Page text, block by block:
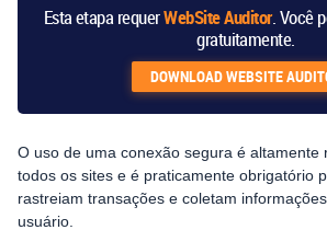
Esta etapa requerWebSite Auditor. Você
gratuitamente.
DOWNLOADWEBSITE
O uso de uma conexão segura é altamente
todos os sites e é praticamente obrigatório
rastreiam transações e coletam
usuário.